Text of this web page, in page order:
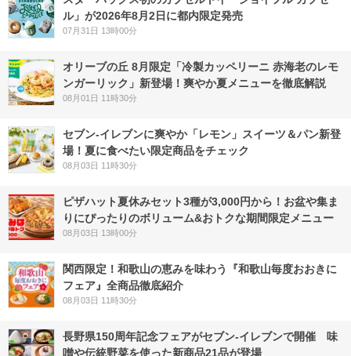
ル」が2026年8月2日に都内限定発売
07月31日 13時00分
オリーブの丘 8月限定「冷製カッペリーニ 赤海老のレモ
ンガーリック」新登場！爽やか夏メニューを徹底解説
08月01日 11時30分
セブン‐イレブンに爽やか「レモン」スイーツ＆パン新登
場！夏に食べたい限定商品をチェック
08月03日 11時30分
ピザハット夏休みセット3種が3,000円から！お盆や集ま
りにぴったりのボリューム&おトクな期間限定メニュー
08月03日 13時00分
関西限定！和歌山の恵みを味わう『和歌山毎度おおきに
フェア』全商品徹底紹介
08月03日 11時30分
長野県150周年記念フェアがセブン-イレブンで開催 味
噌や伝統野菜を使った新商品21品が登場